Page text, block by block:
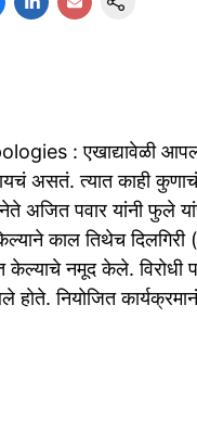
: एखाद्यावेळी
असतं. त्यात काही
नेते अजित पवार यांनी फुले
काल तिथेच
नमूद केले. विराेधी
नियाेजित